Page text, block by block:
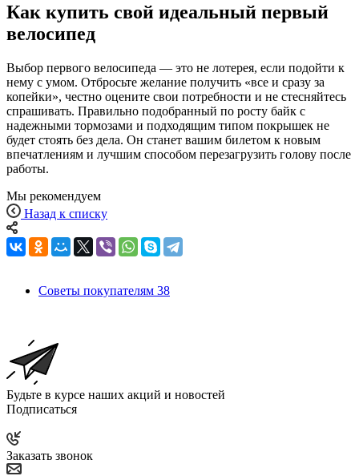
Как купить свой идеальный первый
велосипед
Выбор первого велосипеда — это не лотерея, если подойти к
нему с умом. Отбросьте желание получить «все и сразу за
копейки», честно оцените свои потребности и не стесняйтесь
спрашивать. Правильно подобранный по росту байк с
надежными тормозами и подходящим типом покрышек не
будет стоять без дела. Он станет вашим билетом к новым
впечатлениям и лучшим способом перезагрузить голову после
работы.
Мы рекомендуем
Назад к списку
Советы покупателям 38
Будьте в курсе наших акций и новостей
Подписаться
Заказать звонок